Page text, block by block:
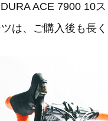
ACE 7900 10
は、ご購入後も長く